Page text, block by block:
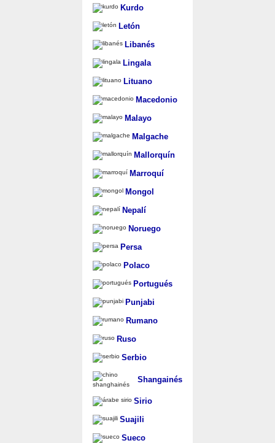
Kurdo
Letón
Libanés
Lingala
Lituano
Macedonio
Malayo
Malgache
Mallorquín
Marroquí
Mongol
Nepalí
Noruego
Persa
Polaco
Portugués
Punjabi
Rumano
Ruso
Serbio
Shangainés
Sirio
Suajili
Sueco